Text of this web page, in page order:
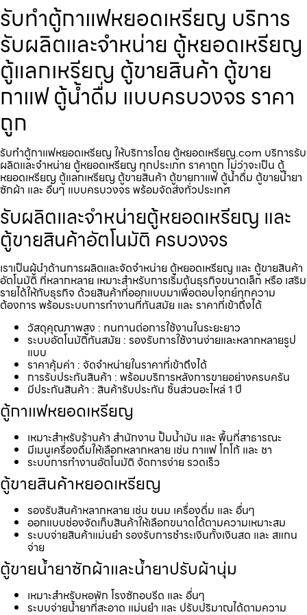
รับทำตู้กาแฟหยอดเหรียญ บริการ
รับผลิตและจำหน่าย ตู้หยอดเหรียญ
ตู้แลกเหรียญ ตู้ขายสินค้า ตู้ขาย
กาแฟ ตู้น้ำดื่ม แบบครบวงจร ราคา
ถูก
รับทำตู้กาแฟหยอดเหรียญ ให้บริการโดย ตู้หยอดเหรียญ.com บริการรับ
ผลิตและจำหน่าย ตู้หยอดเหรียญ ทุกประเภท ราคาถูก ไม่ว่าจะเป็น ตู้
หยอดเหรียญ ตู้แลกเหรียญ ตู้ขายสินค้า ตู้ขายกาแฟ ตู้น้ำดื่ม ตู้ขายน้ำยา
ซักผ้า และ อื่นๆ แบบครบวงจร พร้อมจัดส่งทั่วประเทศ
รับผลิตและจำหน่ายตู้หยอดเหรียญ และ
ตู้ขายสินค้าอัตโนมัติ ครบวงจร
เราเป็นผู้นำด้านการผลิตและจัดจำหน่าย ตู้หยอดเหรียญ และ ตู้ขายสินค้า
อัตโนมัติ ที่หลากหลาย เหมาะสำหรับการเริ่มต้นธุรกิจขนาดเล็ก หรือ เสริม
รายได้ให้กับธุรกิจ ด้วยสินค้าที่ออกแบบมาเพื่อตอบโจทย์ทุกความ
ต้องการ พร้อมระบบการทำงานที่ทันสมัย และ ราคาที่เข้าถึงได้
วัสดุคุณภาพสูง : ทนทานต่อการใช้งานในระยะยาว
ระบบอัตโนมัติทันสมัย : รองรับการใช้งานง่ายและหลากหลายรูป
แบบ
ราคาคุ้มค่า : จัดจำหน่ายในราคาที่เข้าถึงได้
การรับประกันสินค้า : พร้อมบริการหลังการขายอย่างครบครัน
มีประกันสินค้า : สินค้ารับประกัน ชิ้นส่วนอะไหล่ 1 ปี
ตู้กาแฟหยอดเหรียญ
เหมาะสำหรับร้านค้า สำนักงาน ปั้มน้ำมัน และ พื้นที่สาธารณะ
มีเมนูเครื่องดื่มให้เลือกหลากหลาย เช่น กาแฟ โกโก้ และ ชา
ระบบการทำงานอัตโนมัติ จัดการง่าย รวดเร็ว
ตู้ขายสินค้าหยอดเหรียญ
รองรับสินค้าหลากหลาย เช่น ขนม เครื่องดื่ม และ อื่นๆ
ออกแบบช่องจัดเก็บสินค้าให้เลือกขนาดได้ตามความเหมาะสม
ระบบจ่ายสินค้าแม่นยำ รองรับการชำระเงินทั้งเงินสด และ สแกน
จ่าย
ตู้ขายน้ำยาซักผ้าและน้ำยาปรับผ้านุ่ม
เหมาะสำหรับหอพัก โรงซักอบรีด และ อื่นๆ
ระบบจ่ายน้ำยาที่สะอาด แม่นยำ และ ปรับปริมาณได้ตามความ